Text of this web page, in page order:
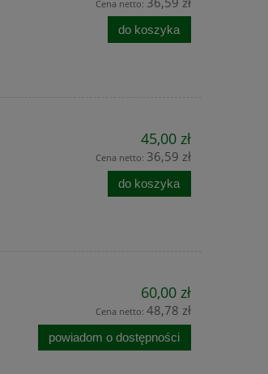
Cena netto:
do koszyka
45,00 zł
Cena netto: 36,59 zł
do koszyka
60,00 zł
Cena netto: 48,78 zł
powiadom o dostępności